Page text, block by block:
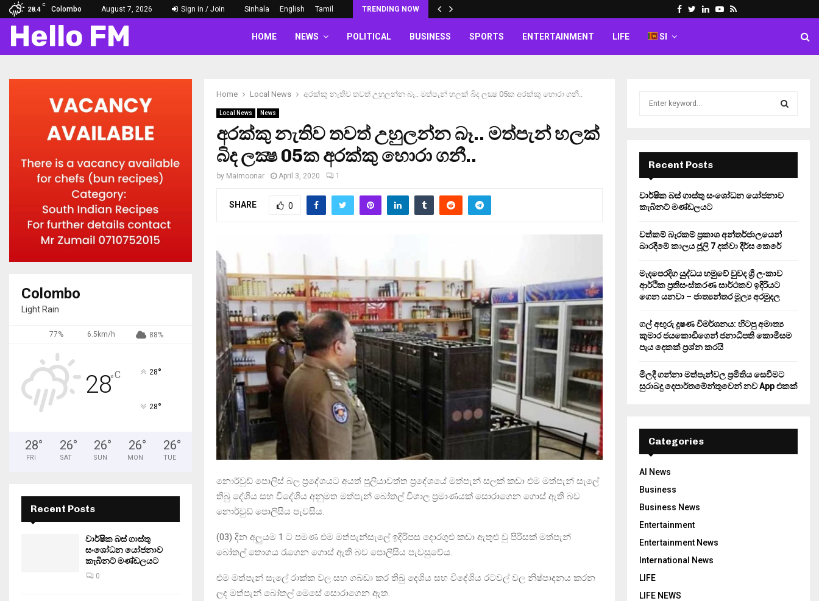
28.4
C
Colombo August 7, 2026 Sign in / Join Sinhala English Tamil TRENDING NOW Facebook
Twitter
LinkedinYoutube
Rss
Hello FM HOME NEWS POLITICAL BUSINESS SPORTS ENTERTAINMENT LIFE SI
Home Local News අරක්කු නැතිව තවත් උහුලන්න බෑ.. මත්පැන් හලක් බිද ලක්‍ෂ 05ක අරක්කු හොරා ගනී..
Local News News
අරක්කු නැතිව තවත් උහුලන්න බෑ.. මත්පැන් හලක්
බිද ලක්‍ෂ 05ක අරක්කු හොරා ගනී..
by Maimoonar April 3, 2020 1
SHARE 0
නොර්වුඩ් පොලිස් බල ප්‍රදේශයට අයත් පුලියාවත්ත ප්‍රදේශයේ මත්පැන් සලක් කඩා එම මත්පැන් සැලේ
තිබු දේශිය සහ විදේශිය අනුමත මත්පැන් බෝතල් විශාල ප්‍රමාණයක් සොරාගෙන ගොස් ඇති බව
නොර්වුඩ් පොලිසිය පැවසිය.
(03) දින අලුයම 1 ට පමණ එම මත්පැන්සැලේ ඉදිරිපස දොරගුළු කඩා ඇතුළු වු පිරිසක් මත්පැන්
බෝතල් තොගය රැගෙන ගොස් ඇති බව පොලිසිය පැවසුවේය.
එම මත්පැන් සැලේ රාක්ක වල සහ ගබඩා කර තිබු දෙශිය සහ විදේශිය රටවල් වල නිෂ්පාදනය කරන
ලද මත්පැන් බෝතල් මෙසේ සොරාගෙන ඇත.
Colombo
Light Rain
77% 6.5km/h 88%
28°C 28°
28°
28°
FRI
26°
SAT
26°
SUN
26°
MON
26°
TUE
Recent Posts
වාර්ෂික බස් ගාස්තු
සංශෝධන යෝජනාව
කැබිනට් මණ්ඩලයට
0
r
:
E
A
R
H
Recent Posts
වාර්ෂික බස් ගාස්තු සංශෝධන යෝජනාව
කැබිනට් මණ්ඩලයට
වත්කම් බැරකම් ප්‍රකාශ අන්තර්ජාලයෙන්
බාරදීමේ කාලය ජූලි 7 දක්වා දීර්ඝ කෙරේ
මැදපෙරදිග යුද්ධය හමුවේ වුවද ශ්‍රී ලංකාව
ආර්ථික ප්‍රතිසංස්කරණ සාර්ථකව ඉදිරියට
ගෙන යනවා – ජාත්‍යන්තර මූල්‍ය අරමුදල
ගල් අඟුරු දූෂණ විමර්ශනය: හිටපු අමාත්‍ය
කුමාර ජයකොඩිගෙන් ජනාධිපති කොමිසම
පැය දෙකක් ප්‍රශ්න කරයි
මිලදී ගන්නා මත්පැන්වල ප්‍රමිතිය සෙවීමට
සුරාබදු දෙපාර්තමේන්තුවෙන් නව App එකක්
Categories
AI News
Business
Business News
Entertainment
Entertainment News
International News
LIFE
LIFE NEWS